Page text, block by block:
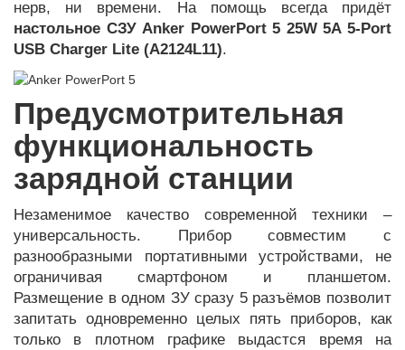
нерв, ни времени. На помощь всегда придёт
настольное СЗУ Anker PowerPort 5 25W 5A 5-Port
USB Charger Lite (A2124L11).
Предусмотрительная
функциональность
зарядной станции
Незаменимое качество современной техники –
универсальность. Прибор совместим с
разнообразными портативными устройствами, не
ограничивая смартфоном и планшетом.
Размещение в одном ЗУ сразу 5 разъёмов позволит
запитать одновременно целых пять приборов, как
только в плотном графике выдастся время на